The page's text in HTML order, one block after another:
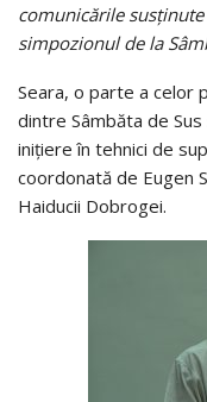
comunicările
simpozionul de la
Seara, o parte a celor
dintre Sâmbăta de
inițiere în tehnici de
coordonată de Eugen
Haiducii Dobrogei.